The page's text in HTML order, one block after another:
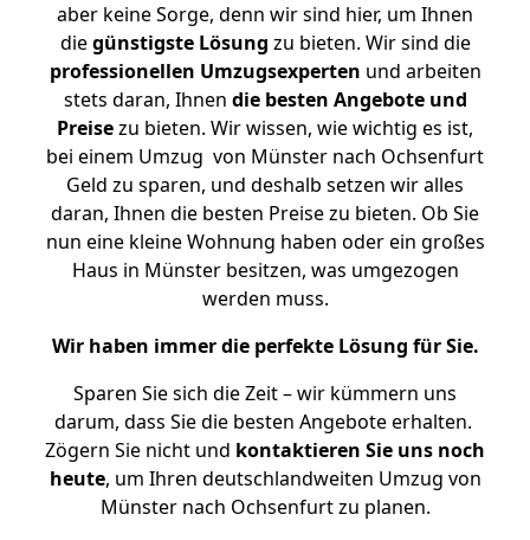
aber keine Sorge, denn wir sind hier, um Ihnen
diegünstigste Lösung zu bieten. Wir sind die
professionellen Umzugsexperten und arbeiten
stets daran, Ihnen die besten Angebote und
Preisezu bieten. Wir wissen, wie wichtig es ist,
bei einem Umzug von Münster nach Ochsenfurt
Geld zu sparen, und deshalb setzen wir alles
daran, Ihnen die besten Preise zu bieten. Ob Sie
nun eine kleine Wohnung haben oder ein großes
Haus in Münster besitzen, was umgezogen
werden muss.
Wir haben immer die perfekte Lösung für Sie.
Sparen Sie sich die Zeit – wir kümmern uns
darum, dass Sie die besten Angebote erhalten.
Zögern Sie nicht und kontaktieren Sie uns noch
heute, um Ihren deutschlandweiten Umzug von
Münster nach Ochsenfurt zu planen.